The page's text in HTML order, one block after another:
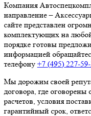
Компания
направление –
сайте представлен
комплектующих на
порядке готовы
информацией
телефону +7 (495) 227-
Мы дорожим своей
договора, где
расчетов, условия
гарантийный срок,